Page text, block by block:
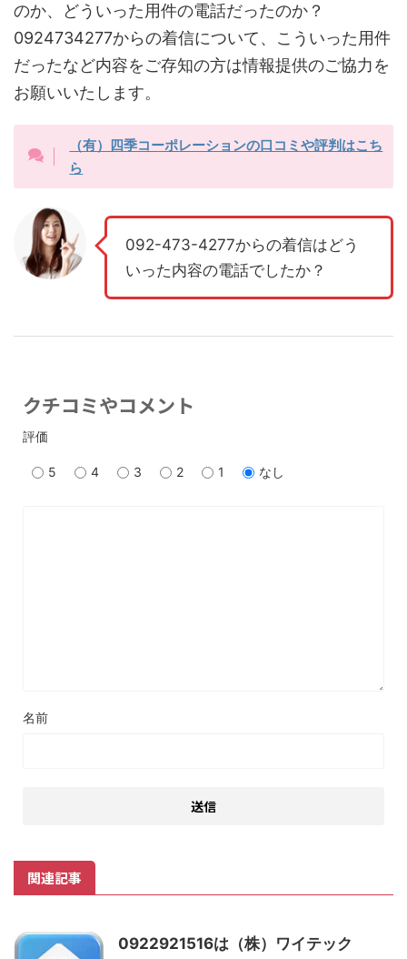
のか、どういった用件の電話だったのか？
0924734277からの着信について、こういった用件
だったなど内容をご存知の方は情報提供のご協力を
お願いいたします。
（有）四季コーポレーションの口コミや評判はこち
ら
092-473-4277からの着信はどう
いった内容の電話でしたか？
クチコミやコメント
評価
5 4 3 2 1 なし
名前
関連記事
0922921516は（株）ワイテック